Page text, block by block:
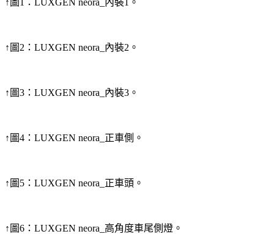
↑圖2：LUXGEN neora_內裝2。
↑圖3：LUXGEN neora_內裝3。
↑圖4：LUXGEN neora_正車側。
↑圖5：LUXGEN neora_正車頭。
↑圖6：LUXGEN neora_高角度車尾側燈。